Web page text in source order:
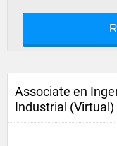
Associate en
Industrial (Virtual)